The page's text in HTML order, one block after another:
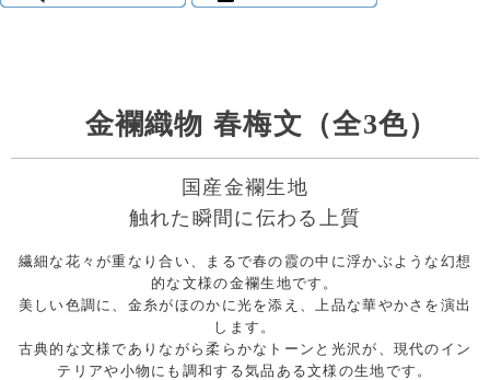
金襴織物 春梅文（全3色）
国産金襴生地
触れた瞬間に伝わる上質
繊細な花々が重なり合い、まるで春の霞の中に浮かぶような幻想
的な文様の金襴生地です。
美しい色調に、金糸がほのかに光を添え、上品な華やかさを演出
します。
古典的な文様でありながら柔らかなトーンと光沢が、現代のイン
テリアや小物にも調和する気品ある文様の生地です。